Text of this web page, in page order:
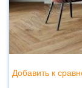
Добавить к